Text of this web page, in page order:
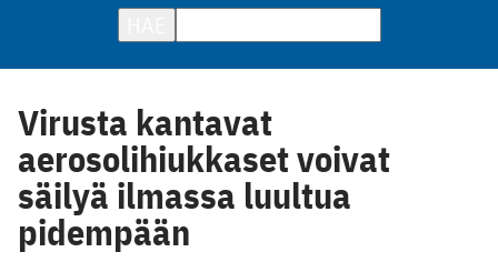
Virusta kantavat
aerosolihiukkaset voivat
säilyä ilmassa luultua
pidempään